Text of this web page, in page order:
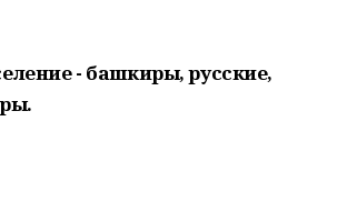
- башкиры, русские,